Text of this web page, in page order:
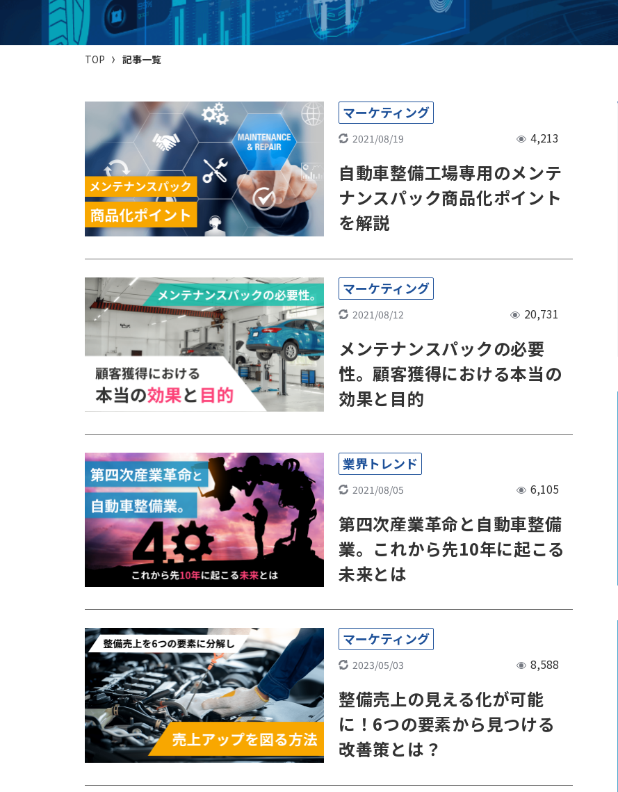
TOP 記事一覧
マーケティング
2021/08/19 4,213
自動車整備工場専用のメンテ
ナンスパック商品化ポイント
を解説
マーケティング
2021/08/12 20,731
メンテナンスパックの必要
性。顧客獲得における本当の
効果と目的
業界トレンド
2021/08/05 6,105
第四次産業革命と自動車整備
業。これから先10年に起こる
未来とは
マーケティング
2023/05/03 8,588
整備売上の見える化が可能
に！6つの要素から見つける
改善策とは？